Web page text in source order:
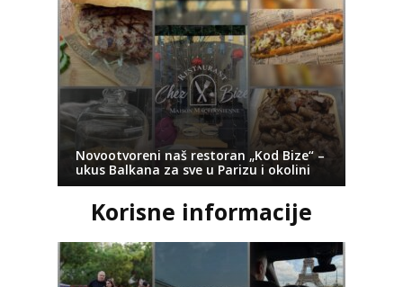
Novootvoreni naš restoran „Kod Bize“ –
ukus Balkana za sve u Parizu i okolini
Korisne informacije